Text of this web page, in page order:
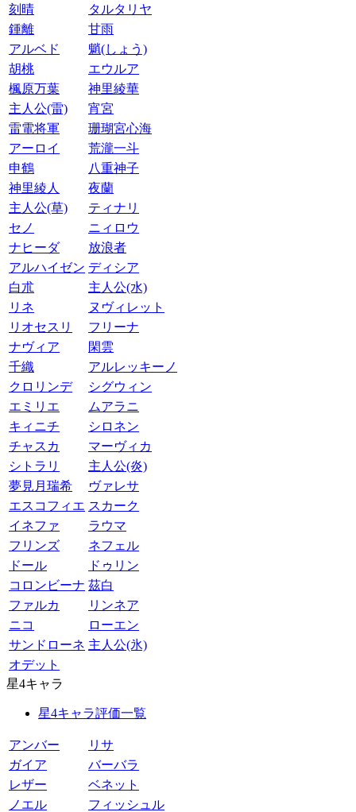
刻晴
タルタリヤ
鍾離
甘雨
アルベド
魈(しょう)
胡桃
エウルア
楓原万葉
神里綾華
主人公(雷)
宵宮
雷電将軍
珊瑚宮心海
アーロイ
荒瀧一斗
申鶴
八重神子
神里綾人
夜蘭
主人公(草)
ティナリ
セノ
ニィロウ
ナヒーダ
放浪者
アルハイゼン ディシア
白朮
主人公(水)
リネ
ヌヴィレット
リオセスリ
フリーナ
ナヴィア
閑雲
千織
アルレッキーノ
クロリンデ
シグウィン
エミリエ
ムアラニ
キィニチ
シロネン
チャスカ
マーヴィカ
シトラリ
主人公(炎)
夢見月瑞希
ヴァレサ
エスコフィエ スカーク
イネファ
ラウマ
フリンズ
ネフェル
ドール
ドゥリン
コロンビーナ 茲白
ファルカ
リンネア
ニコ
ローエン
サンドローネ 主人公(氷)
オデット
星4キャラ
星4キャラ評価一覧
アンバー
リサ
ガイア
バーバラ
レザー
ベネット
ノエル
フィッシュル